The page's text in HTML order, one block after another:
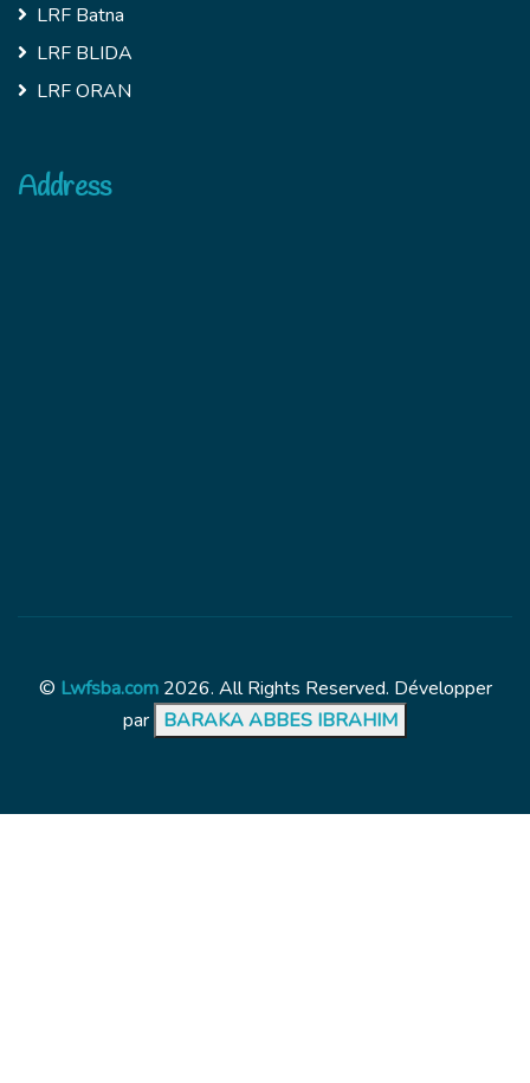
LRF Batna
LRF BLIDA
LRF ORAN
Address
© Lwfsba.com 2026. All Rights Reserved. Développer
par BARAKA ABBES IBRAHIM